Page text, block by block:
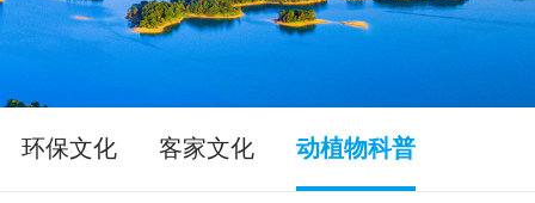
环保文化 客家文化 动植物科普